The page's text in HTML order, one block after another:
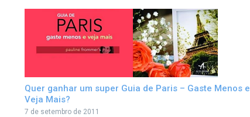
Quer ganhar um super Guia de Paris – Gaste Menos e
Veja Mais?
7 de setembro de 2011